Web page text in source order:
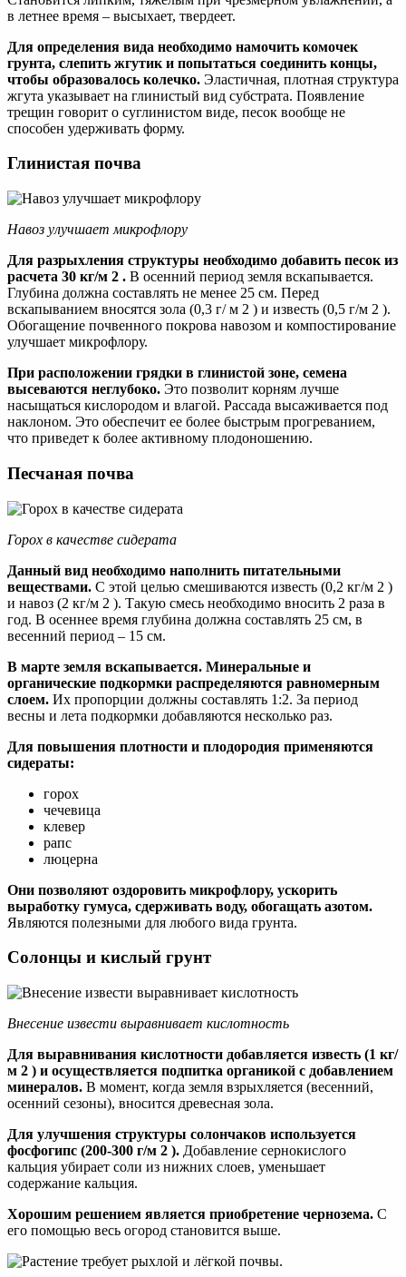
в летнее время – высыхает, твердеет.
Для определения вида необходимо намочить комочек
грунта, слепить жгутик и попытаться соединить концы,
чтобы образовалось колечко. Эластичная, плотная структура
жгута указывает на глинистый вид субстрата. Появление
трещин говорит о суглинистом виде, песок вообще не
способен удерживать форму.
Глинистая почва
Навоз улучшает микрофлору
Для разрыхления структуры необходимо добавить песок из
расчета 30 кг/м 2 . В осенний период земля вскапывается.
Глубина должна составлять не менее 25 см. Перед
вскапыванием вносятся зола (0,3 г/ м 2 ) и известь (0,5 г/м 2 ).
Обогащение почвенного покрова навозом и компостирование
улучшает микрофлору.
При расположении грядки в глинистой зоне, семена
высеваются неглубоко. Это позволит корням лучше
насыщаться кислородом и влагой. Рассада высаживается под
наклоном. Это обеспечит ее более быстрым прогреванием,
что приведет к более активному плодоношению.
Песчаная почва
Горох в качестве сидерата
Данный вид необходимо наполнить питательными
веществами. С этой целью смешиваются известь (0,2 кг/м 2 )
и навоз (2 кг/м 2 ). Такую смесь необходимо вносить 2 раза в
год. В осеннее время глубина должна составлять 25 см, в
весенний период – 15 см.
В марте земля вскапывается. Минеральные и
органические подкормки распределяются равномерным
слоем. Их пропорции должны составлять 1:2. За период
весны и лета подкормки добавляются несколько раз.
Для повышения плотности и плодородия применяются
сидераты:
горох
чечевица
клевер
рапс
люцерна
Они позволяют оздоровить микрофлору, ускорить
выработку гумуса, сдерживать воду, обогащать азотом.
Являются полезными для любого вида грунта.
Солонцы и кислый грунт
Внесение извести выравнивает кислотность
Для выравнивания кислотности добавляется известь (1 кг/
м 2 ) и осуществляется подпитка органикой с добавлением
минералов. В момент, когда земля взрыхляется (весенний,
осенний сезоны), вносится древесная зола.
Для улучшения структуры солончаков используется
фосфогипс (200-300 г/м 2 ). Добавление сернокислого
кальция убирает соли из нижних слоев, уменьшает
содержание кальция.
Хорошим решением является приобретение чернозема. С
его помощью весь огород становится выше.